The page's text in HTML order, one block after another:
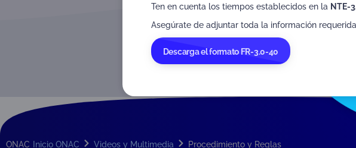
ONAC Inicio ONAC Videos y Multimedia Procedimiento y Reglas
Ten en cuenta los tiempos establecidos en la NTE-
Asegúrate de adjuntar toda la información
Descarga el formato FR-3.0-40